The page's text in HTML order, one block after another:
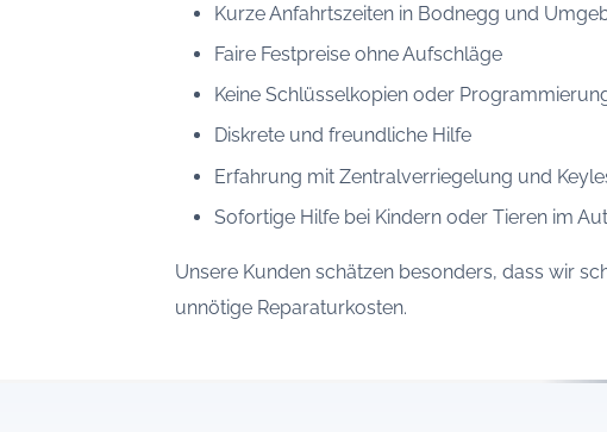
Kurze Anfahrtszeiten in Bodnegg und
Faire Festpreise ohne Aufschläge
Keine Schlüsselkopien oder
Diskrete und freundliche Hilfe
Erfahrung mit Zentralverriegelung und
Sofortige Hilfe bei Kindern oder Tieren im
Unsere Kunden schätzen besonders, dass wir
unnötige Reparaturkosten.